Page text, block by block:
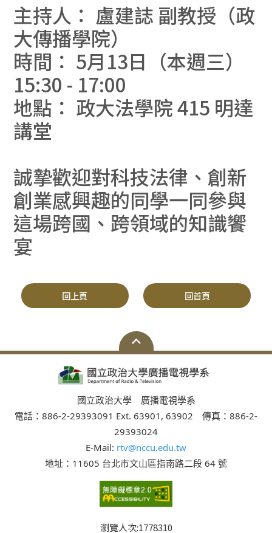
主持人： 盧建誌 副教授（政
大傳播學院）
時間： 5月13日（本週三）
15:30 - 17:00
地點： 政大法學院 415 明達
講堂
誠摯歡迎對科技法律、創新
創業感興趣的同學一同參與
這場跨國、跨領域的知識饗
宴
回上頁 回首頁
國立政治大學 廣播電視學系
電話：886-2-29393091 Ext. 63901, 63902 傳真：886-2-
29393024
E-Mail: rtv@nccu.edu.tw
地址：11605 台北市文山區指南路二段 64 號
瀏覽人次:1778310